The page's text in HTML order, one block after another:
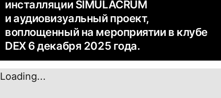
инсталляции SIMULACRUM
и аудиовизуальный проект,
воплощенный на мероприятии в клубе
DEX 6 декабря 2025 года.
Loading...